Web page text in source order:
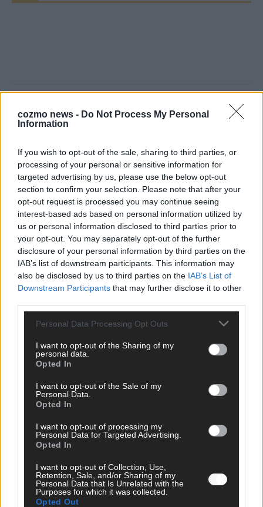
cozmo news - Do Not Process My Personal
Information
If you wish to opt-out of the sale, sharing to third parties, or
processing of your personal or sensitive information for
targeted advertising by us, please use the below opt-out
section to confirm your selection. Please note that after your
opt-out request is processed you may continue seeing
interest-based ads based on personal information utilized by
us or personal information disclosed to third parties prior to
your opt-out. You may separately opt-out of the further
disclosure of your personal information by third parties on the
IAB’s list of downstream participants. This information may
also be disclosed by us to third parties on the IAB’s List of
Downstream Participants that may further disclose it to other
Personal Data Processing Opt Outs
I want to opt-out of the Sharing of my
personal data.
Opted In
I want to opt-out of the Sale of my
Personal Data.
Opted In
I want to opt-out of processing my
Personal Data for Targeted Advertising.
Opted In
I want to opt-out of Collection, Use,
Retention, Sale, and/or Sharing of my
Personal Data that Is Unrelated with the
Purposes for which it was collected.
Opted Out
Hier schreiben, posten und kuratieren unsere Redakteur alles,
was euch wirklich interessiert! Wir sind das Team hinter den
News, Storys und Videos, die ihr auf FLASH UP seht. Ob
brandheiße Nachrichten, coole Tipps, spannende Hintergründe
oder crazy Trends – wir checken alles für euch, filtern das
Wichtigste raus und bringen’s auf den Punkt.
TOP STORIES
Monaco, Sallys Café, Westernbrauerei – der
Europa-Park 2026 macht vieles neu
EXTRA
Juni 2026
DARA gewinnt verdient, Israel beunruhigend –
unser Kommentar zum ESC 2026
KOMMENTAR
Mai 2026